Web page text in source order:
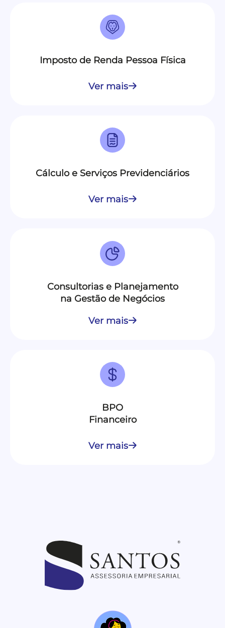
Imposto de Renda Pessoa Física
Ver mais
Cálculo e Serviços Previdenciários
Ver mais
Consultorias e Planejamento
na Gestão de Negócios
Ver mais
BPO
Financeiro
Ver mais